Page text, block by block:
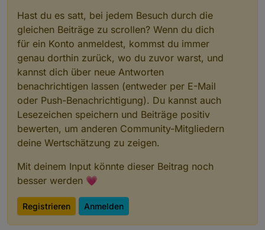
Hast du es satt, bei jedem Besuch durch die
gleichen Beiträge zu scrollen? Wenn du dich
für ein Konto anmeldest, kommst du immer
genau dorthin zurück, wo du zuvor warst, und
kannst dich über neue Antworten
benachrichtigen lassen (entweder per E-Mail
oder Push-Benachrichtigung). Du kannst auch
Lesezeichen speichern und Beiträge positiv
bewerten, um anderen Community-Mitgliedern
deine Wertschätzung zu zeigen.
Mit deinem Input könnte dieser Beitrag noch
besser werden 💗
Registrieren Anmelden